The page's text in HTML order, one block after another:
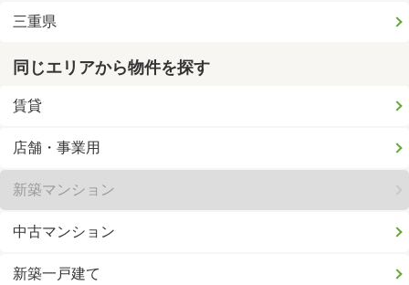
三重県
同じエリアから物件を探す
賃貸
店舗・事業用
新築マンション
中古マンション
新築一戸建て